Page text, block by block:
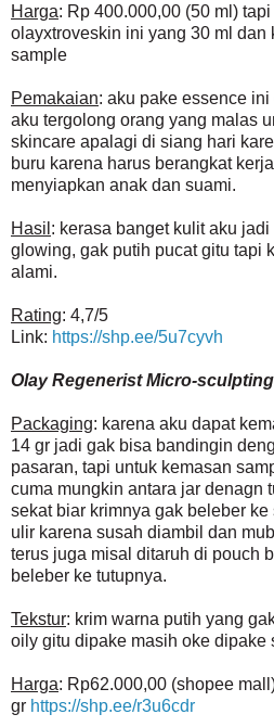
Harga: Rp 400.000,00 (50 ml)
olayxtroveskin ini yang 30 ml dan
sample
Pemakaian: aku pake essence
aku tergolong orang yang malas
skincare apalagi di siang hari
buru karena harus berangkat
menyiapkan anak dan suami.
Hasil : kerasa banget kulit aku
glowing, gak putih pucat gitu tapi
alami.
Rating: 4,7/5
Link: https://shp.ee/5u7cyvh
Olay Regenerist Micro-
Packaging: karena aku dapat
14 gr jadi gak bisa bandingin
pasaran, tapi untuk kemasan
cuma mungkin antara jar denagn
sekat biar krimnya gak beleber
ulir karena susah diambil dan
terus juga misal ditaruh di pouch
beleber ke tutupnya.
Tekstur: krim warna putih yang
oily gitu dipake masih oke dipake
Harga: Rp62.000,00 (shopee
gr https://shp.ee/r3u6cdr